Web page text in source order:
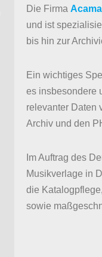
Die Firma
und ist
bis hin zur
Ein wichtiges
es insbesondere
relevanter Daten
Archiv und den
Im Auftrag des
Musikverlage in
die
sowie